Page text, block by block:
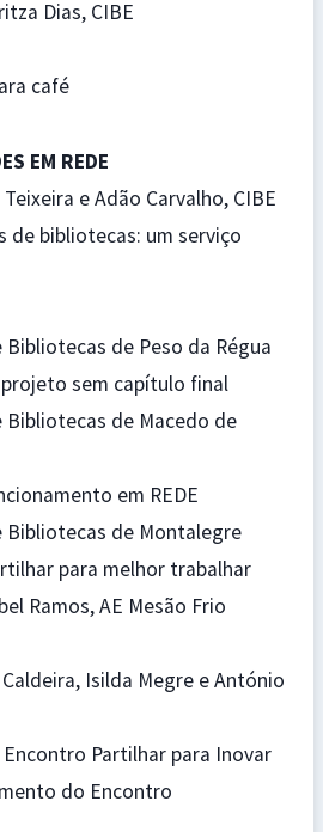
Dias, CIBE
café
EM REDE
e Adão Carvalho, CIBE
de bibliotecas: um serviço
Bibliotecas de Peso da Régua
sem capítulo final
Bibliotecas de Macedo de
em REDE
Bibliotecas de Montalegre
para melhor trabalhar
Ramos, AE Mesão Frio
Isilda Megre e António
Partilhar para Inovar
do Encontro